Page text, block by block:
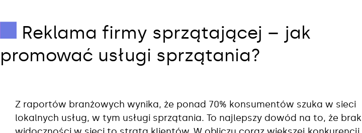
Reklama firmy sprzątającej – jak
promować usługi sprzątania?
Z raportów branżowych wynika, że ponad 70% konsumentów szuka w sieci
lokalnych usług, w tym usługi sprzątania. To najlepszy dowód na to, że brak